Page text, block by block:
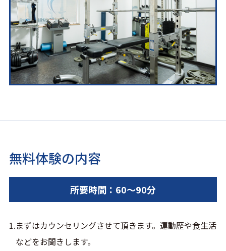
無料体験の内容
所要時間：60～90分
まずはカウンセリングさせて頂きます。運動歴や食生活
などをお聞きします。